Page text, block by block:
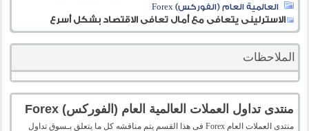
العالمية العام (الفوركس) Forex
الاسترلينى يتعافى مع أمال تعافى الاقتصاد بشكل أسرع
الملاحظات
منتدى تداول العملات العالمية العام (الفوركس) Forex
منتدى العملات العام Forex فى هذا القسم يتم مناقشه كل ما يتعلق بـسوق تداول